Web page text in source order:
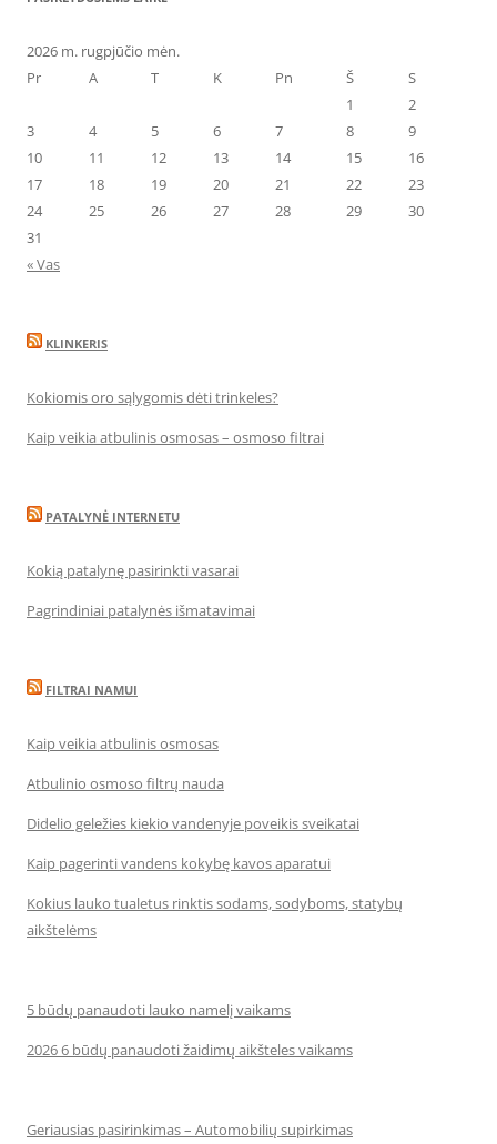
2026 m. rugpjūčio mėn.
Pr
A T K Pn Š
S
1
2
3
4 5 6 7 8
9
10
11 12 13 14 15
16
17
18 19 20 21 22
23
24
25 26 27 28 29
30
31
« Vas
KLINKERIS
Kokiomis oro sąlygomis dėti trinkeles?
Kaip veikia atbulinis osmosas – osmoso filtrai
PATALYNĖ INTERNETU
Kokią patalynę pasirinkti vasarai
Pagrindiniai patalynės išmatavimai
FILTRAI NAMUI
Kaip veikia atbulinis osmosas
Atbulinio osmoso filtrų nauda
Didelio geležies kiekio vandenyje poveikis sveikatai
Kaip pagerinti vandens kokybę kavos aparatui
Kokius lauko tualetus rinktis sodams, sodyboms, statybų
aikštelėms
5 būdų panaudoti lauko namelį vaikams
2026 6 būdų panaudoti žaidimų aikšteles vaikams
Geriausias pasirinkimas – Automobilių supirkimas